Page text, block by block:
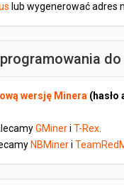
lub wygenerować adres
wersję Minera (hasło
GMineri T-Rex
NBMineri